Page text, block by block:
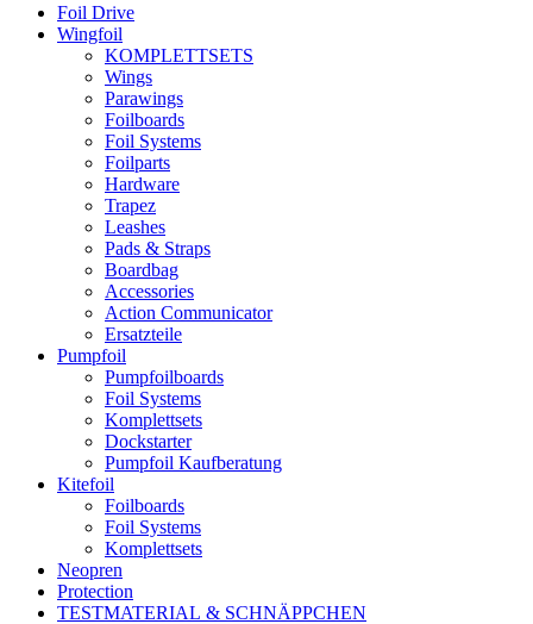
Foil Drive
Wingfoil
KOMPLETTSETS
Wings
Parawings
Foilboards
Foil Systems
Foilparts
Hardware
Trapez
Leashes
Pads & Straps
Boardbag
Accessories
Action Communicator
Ersatzteile
Pumpfoil
Pumpfoilboards
Foil Systems
Komplettsets
Dockstarter
Pumpfoil Kaufberatung
Kitefoil
Foilboards
Foil Systems
Komplettsets
Neopren
Protection
TESTMATERIAL & SCHNÄPPCHEN